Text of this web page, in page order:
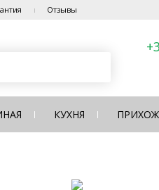
Отзывы
КУХНЯ